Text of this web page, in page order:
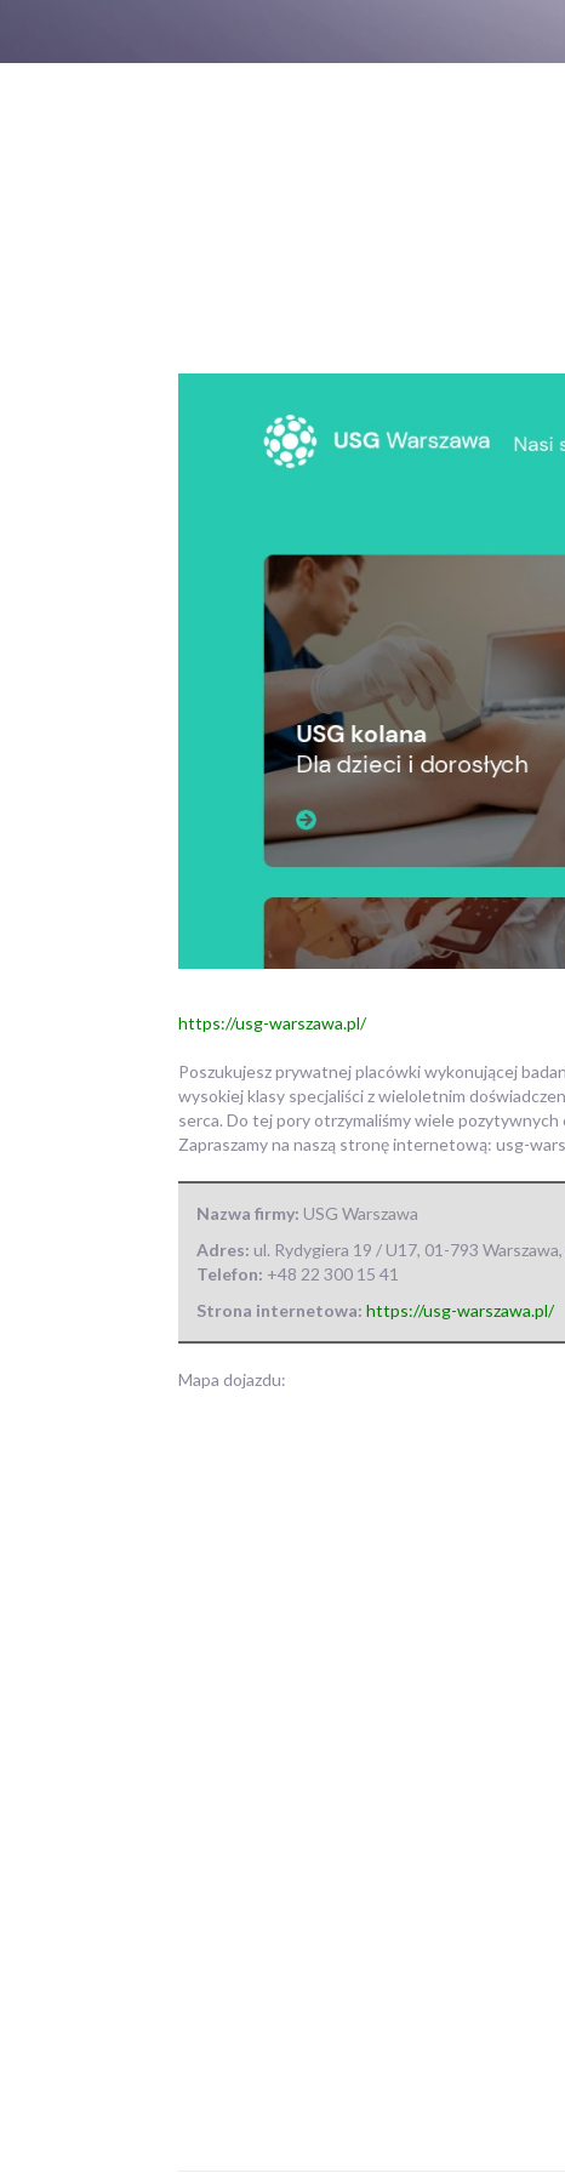
https://usg-warszawa.pl/
Poszukujesz prywatnej placówki wykonującej
wysokiej klasy specjaliści z wieloletnim
serca. Do tej pory otrzymaliśmy wiele
Zapraszamy na naszą stronę internetową: usg-
Nazwa firmy: USG Warszawa
Adres: ul. Rydygiera 19 / U17, 01-793 Warszawa,
Telefon: +48 22 300 15 41
Strona internetowa: https://usg-warszawa.pl/
Mapa dojazdu: